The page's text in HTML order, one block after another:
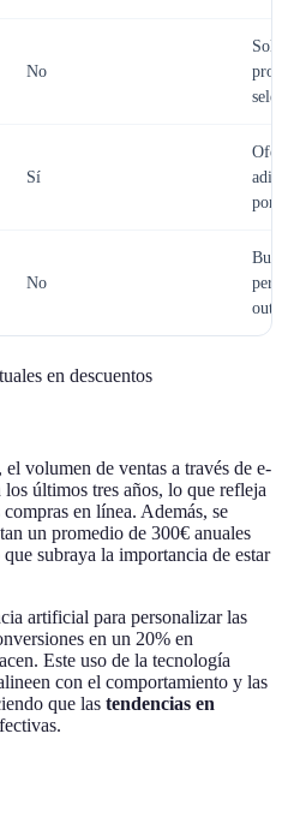
No
Sí
por
No
en descuentos
el volumen de ventas a través de e-
últimos tres años, lo que refleja
en línea. Además, se
un promedio de 300€ anuales
subraya la importancia de estar
artificial para personalizar las
en un 20% en
Este uso de la tecnología
con el comportamiento y las
que las tendencias en